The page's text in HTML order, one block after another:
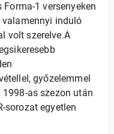
1 versenyeken
valamennyi induló
volt szerelve.A
győzelemmel
as szezon után
sorozat egyetlen